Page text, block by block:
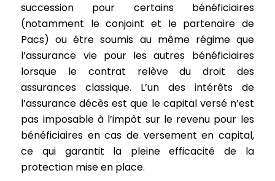
succession pour certains bénéficiaires
(notamment le conjoint et le partenaire de
Pacs) ou être soumis au même régime que
l’assurance vie pour les autres bénéficiaires
lorsque le contrat relève du droit des
assurances classique. L’un des intérêts de
l’assurance décès est que le capital versé n’est
pas imposable à l’impôt sur le revenu pour les
bénéficiaires en cas de versement en capital,
ce qui garantit la pleine efficacité de la
protection mise en place.